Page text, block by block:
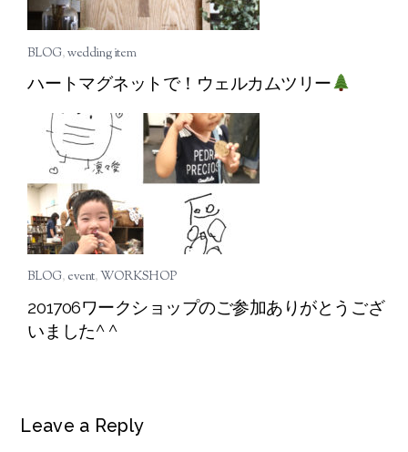
BLOG,wedding item
ハートマグネットで！ウェルカムツリー
BLOG, event,WORKSHOP
201706ワークショップのご参加ありがとうござ
いました^ ^
Leave a Reply